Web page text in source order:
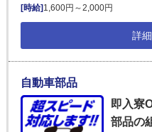
[時給]1,600円～2,000円
詳
自動車部品
即入寮
部品の